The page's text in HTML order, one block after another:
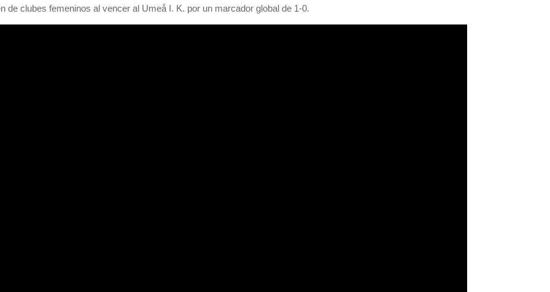
de clubes femeninos al vencer al Umeå I. K. por un marcador global de 1-0.